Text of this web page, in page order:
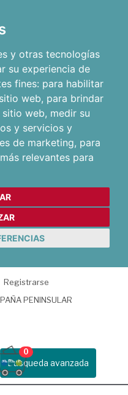
y otras tecnologías
su experiencia de
fines: para habilitar
web, para brindar
sitio web, medir su
y servicios y
de marketing, para
relevantes para
Registrarse
PENINSULAR
Busqueda avanzada
0